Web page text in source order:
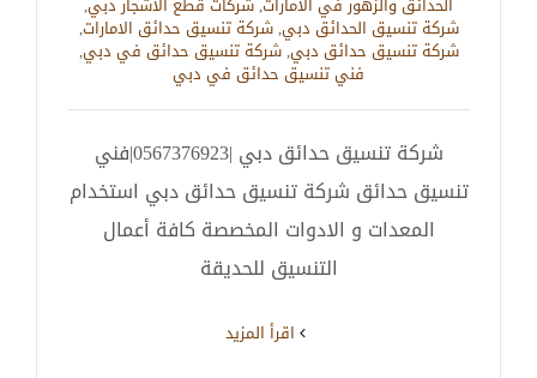
شركة تنسيق الحدائق دبي,شركة تنسيق حدائق الامارات,
شركة تنسيق حدائق دبي,شركة تنسيق حدائق في دبي,
فني تنسيق حدائق في دبي
شركة تنسيق حدائق دبي |0567376923|فني
تنسيق حدائق شركة تنسيق حدائق دبي استخدام
المعدات و الادوات المخصصة كافة أعمال
التنسيق للحديقة